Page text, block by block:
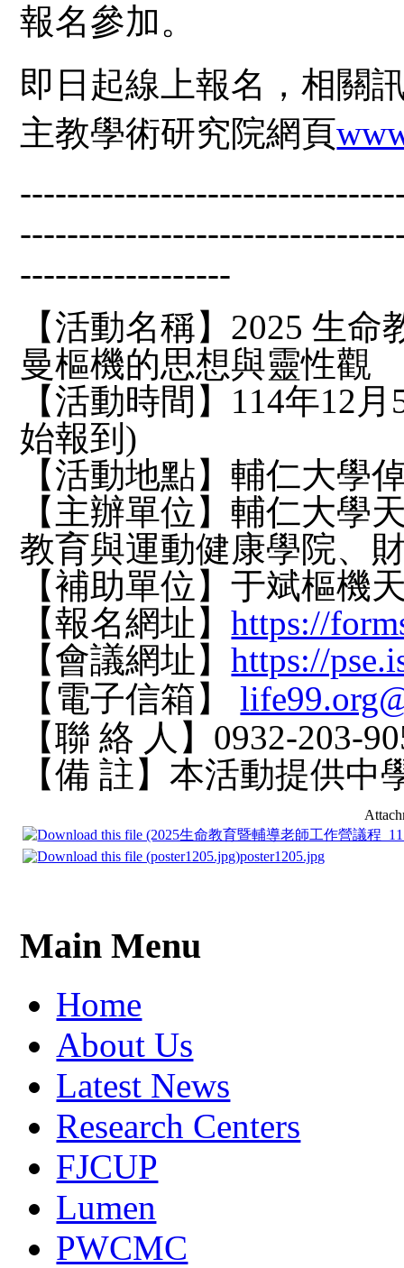
報名參加。
即日起線上報名，相關
主教學術研究院網頁
------------------
【活動名稱】2025 生
曼樞機的思想與靈性觀
【活動時間】114年12
始報到)
【活動地點】輔仁大學
【主辦單位】輔仁大學
教育與運動健康學院、
【補助單位】于斌樞機
【報名網址】https://
【會議網址】https://
【電子信箱】
【聯 絡 人】0932-203-
【備 註】本活動提供
poster1205.jpg
Main Menu
Home
About Us
Latest News
Research Centers
FJCUP
Lumen
PWCMC